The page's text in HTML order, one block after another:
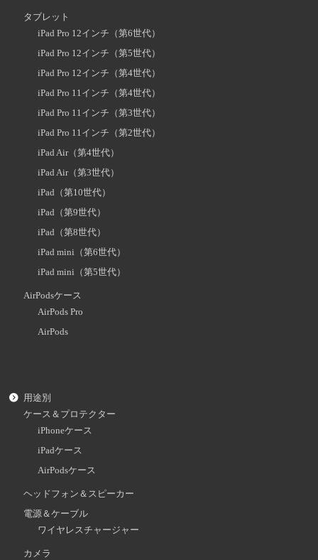
タブレット
iPad Pro 12インチ（第6世代）
iPad Pro 12インチ（第5世代）
iPad Pro 12インチ（第4世代）
iPad Pro 11インチ（第4世代）
iPad Pro 11インチ（第3世代）
iPad Pro 11インチ（第2世代）
iPad Air（第4世代）
iPad Air（第3世代）
iPad（第10世代）
iPad（第9世代）
iPad（第8世代）
iPad mini（第6世代）
iPad mini（第5世代）
AirPodsケース
AirPods Pro
AirPods
用途別
ケース＆プロテクター
iPhoneケース
iPadケース
AirPodsケース
ヘッドフォン＆スピーカー
電源＆ケーブル
ワイヤレスチャージャー
カメラ